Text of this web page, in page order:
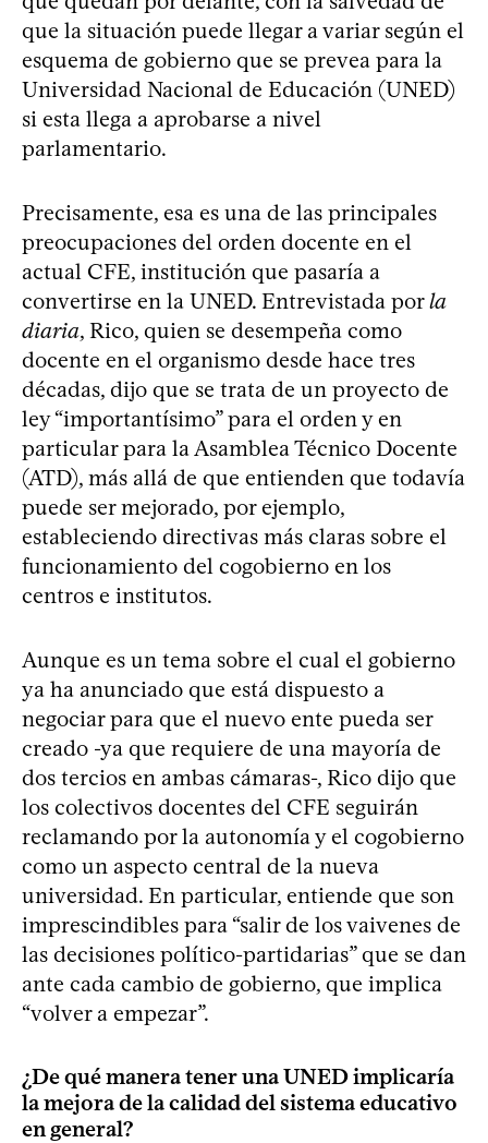
que la situación puede llegar a variar según el
esquema de gobierno que se prevea para la
Universidad Nacional de Educación (UNED)
si esta llega a aprobarse a nivel
parlamentario.
Precisamente, esa es una de las principales
preocupaciones del orden docente en el
actual CFE, institución que pasaría a
convertirse en la UNED. Entrevistada porla
diaria, Rico, quien se desempeña como
docente en el organismo desde hace tres
décadas, dijo que se trata de un proyecto de
ley “importantísimo” para el orden y en
particular para la Asamblea Técnico Docente
(ATD), más allá de que entienden que todavía
puede ser mejorado, por ejemplo,
estableciendo directivas más claras sobre el
funcionamiento del cogobierno en los
centros e institutos.
Aunque es un tema sobre el cual el gobierno
ya ha anunciado que está dispuesto a
negociar para que el nuevo ente pueda ser
creado -ya que requiere de una mayoría de
dos tercios en ambas cámaras-, Rico dijo que
los colectivos docentes del CFE seguirán
reclamando por la autonomía y el cogobierno
como un aspecto central de la nueva
universidad. En particular, entiende que son
imprescindibles para “salir de los vaivenes de
las decisiones político-partidarias” que se dan
ante cada cambio de gobierno, que implica
“volver a empezar”.
¿De qué manera tener una UNED implicaría
la mejora de la calidad del sistema educativo
en general?